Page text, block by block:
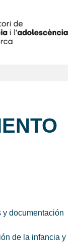
y documentación
de la infancia y